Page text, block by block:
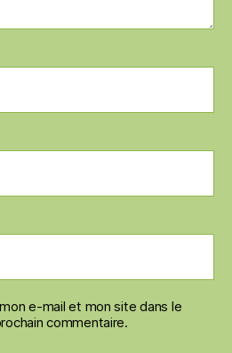
e-mail et mon site dans le
commentaire.